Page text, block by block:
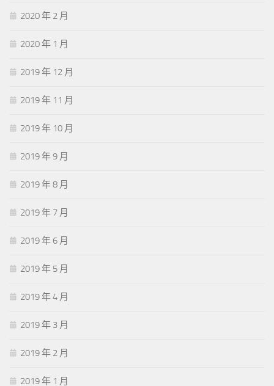
2020 年 2 月
2020 年 1 月
2019 年 12 月
2019 年 11 月
2019 年 10 月
2019 年 9 月
2019 年 8 月
2019 年 7 月
2019 年 6 月
2019 年 5 月
2019 年 4 月
2019 年 3 月
2019 年 2 月
2019 年 1 月